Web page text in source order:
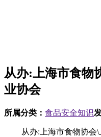
从办:上海市食物
业协会
所属分类： 食品安全知识
从办:上海市食物协会\